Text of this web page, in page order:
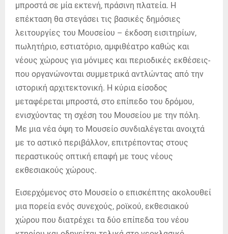
µπροστά σε µία εκτενή, πράσινη πλατεία. Η
επέκταση θα στεγάσει τις βασικές δηµόσιες
λειτουργίες του Μουσείου – έκδοση εισιτηρίων,
πωλητήριο, εστιατόριο, αµφιθέατρο καθώς και
νέους χώρους για µόνιµες και περιοδικές εκθέσεις-
που οργανώνονται συµµετρικά αντλώντας από την
ιστορική αρχιτεκτονική. Η κύρια είσοδος
µεταφέρεται µπροστά, στο επίπεδο του δρόµου,
ενισχύοντας τη σχέση του Μουσείου µε την πόλη.
Με µια νέα όψη το Μουσείο συνδιαλέγεται ανοιχτά
µε το αστικό περιβάλλον, επιτρέποντας στους
περαστικούς οπτική επαφή µε τους νέους
εκθεσιακούς χώρους.
Εισερχόµενος στο Μουσείο ο επισκέπτης ακολουθεί
µια πορεία ενός συνεχούς, ροϊκού, εκθεσιακού
χώρου που διατρέχει τα δύο επίπεδα του νέου